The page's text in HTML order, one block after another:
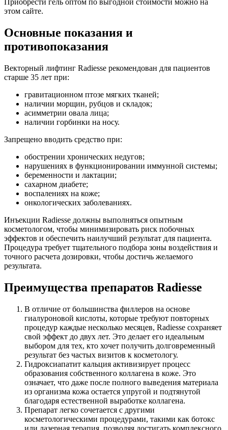
Приобрести гель оптом по выгодной стоимости можно на
Основные показания и
противопоказания
Векторный лифтинг Radiesse рекомендован для пациентов
гравитационном птозе мягких тканей;
наличии морщин, рубцов и складок;
асимметрии овала лица;
обострении хронических недугов;
нарушениях в функционировании иммунной системы;
беременности и лактации;
сахарном диабете;
воспалениях на коже;
Инъекции Radiesse должны выполняться опытным
косметологом, чтобы минимизировать риск побочных
эффектов и обеспечить наилучший результат для пациента.
Процедура требует тщательного подбора зоны воздействия и
точного расчета дозировки, чтобы достичь желаемого
Преимущества препаратов Radiesse
В отличие от большинства филлеров на основе
гиалуроновой кислоты, которые требуют повторных
процедур каждые несколько месяцев, Radiesse сохраняет
свой эффект до двух лет. Это делает его идеальным
выбором для тех, кто хочет получить долговременный
результат без частых визитов к косметологу.
Гидроксиапатит кальция активизирует процесс
образования собственного коллагена в коже. Это
означает, что даже после полного выведения материала
из организма кожа остается упругой и подтянутой
благодаря естественной выработке коллагена.
Препарат легко сочетается с другими
косметологическими процедурами, такими как ботокс